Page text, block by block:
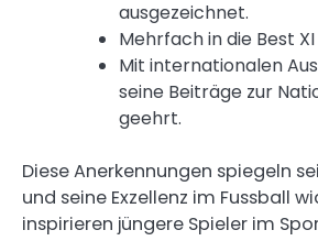
ausgezeichnet.
Mehrfach in die Best
Mit internationalen
seine Beiträge zur
geehrt.
Diese Anerkennungen spiegeln
und seine Exzellenz im Fussball
inspirieren jüngere Spieler im